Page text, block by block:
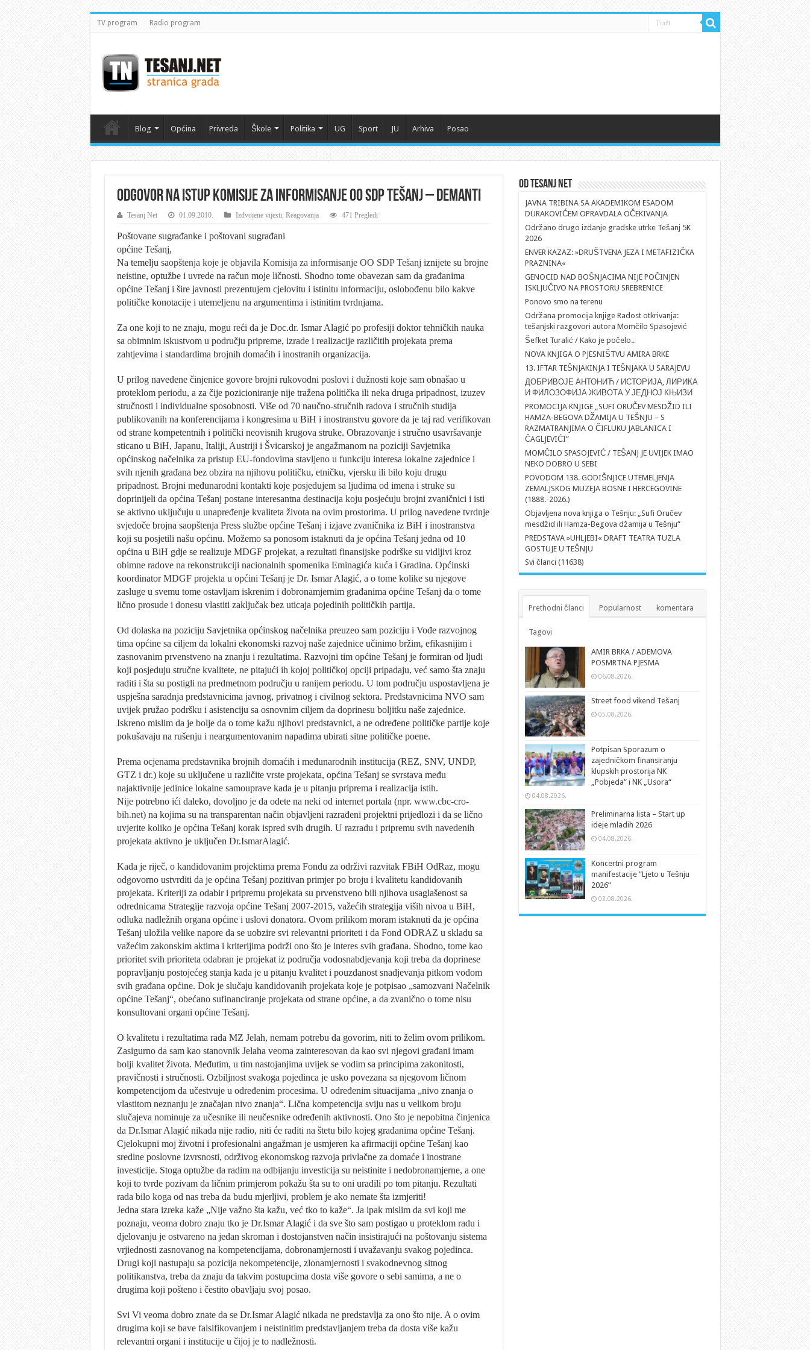
TV program Radio program
Blog Općina Privreda Škole Politika UG Sport JU Arhiva Posao
Odgovor na istup Komisije za informisanje OO SDP TEŠANJ – DEMANTI
Tesanj Net 01.09.2010. Izdvojene vijesti Reagovanja 471 Pregledi
Poštovane sugrađanke i poštovani sugrađani
općine Tešanj,
Na temelju saopštenja koje je objavila Komisija za informisanje OO SDP Tešanj iznijete su brojne
neistine, optužbe i uvrede na račun moje ličnosti. Shodno tome obavezan sam da građanima
općine Tešanj i šire javnosti prezentujem cjelovitu i istinitu informaciju, oslobođenu bilo kakve
političke konotacije i utemeljenu na argumentima i istinitim tvrdnjama.
Za one koji to ne znaju, mogu reći da je Doc.dr. Ismar Alagić po profesiji doktor tehničkih nauka
sa obimnim iskustvom u području pripreme, izrade i realizacije različitih projekata prema
zahtjevima i standardima brojnih domaćih i inostranih organizacija.
U prilog navedene činjenice govore brojni rukovodni poslovi i dužnosti koje sam obnašao u
proteklom periodu, a za čije pozicioniranje nije tražena politička ili neka druga pripadnost, izuzev
stručnosti i individualne sposobnosti. Više od 70 naučno-stručnih radova i stručnih studija
publikovanih na konferencijama i kongresima u BiH i inostranstvu govore da je taj rad verifikovan
od strane kompetentnih i politički neovisnih krugova struke. Obrazovanje i stručno usavršavanje
sticano u BiH, Japanu, Italiji, Austriji i Švicarskoj je angažmanom na poziciji Savjetnika
općinskog načelnika za pristup EU-fondovima stavljeno u funkciju interesa lokalne zajednice i
svih njenih građana bez obzira na njihovu političku, etničku, vjersku ili bilo koju drugu
pripadnost. Brojni međunarodni kontakti koje posjedujem sa ljudima od imena i struke su
doprinijeli da općina Tešanj postane interesantna destinacija koju posjećuju brojni zvaničnici i isti
se aktivno uključuju u unapređenje kvaliteta života na ovim prostorima. U prilog navedene tvrdnje
svjedoče brojna saopštenja Press službe općine Tešanj i izjave zvaničnika iz BiH i inostranstva
koji su posjetili našu općinu. Možemo sa ponosom istaknuti da je općina Tešanj jedna od 10
općina u BiH gdje se realizuje MDGF projekat, a rezultati finansijske podrške su vidljivi kroz
obimne radove na rekonstrukciji nacionalnih spomenika Eminagića kuća i Gradina. Općinski
koordinator MDGF projekta u općini Tešanj je Dr. Ismar Alagić, a o tome kolike su njegove
zasluge u svemu tome ostavljam iskrenim i dobronamjernim građanima općine Tešanj da o tome
lično prosude i donesu vlastiti zaključak bez uticaja pojedinih političkih partija.
Od dolaska na poziciju Savjetnika općinskog načelnika preuzeo sam poziciju i Vođe razvojnog
tima općine sa ciljem da lokalni ekonomski razvoj naše zajednice učinimo bržim, efikasnijim i
zasnovanim prvenstveno na znanju i rezultatima. Razvojni tim općine Tešanj je formiran od ljudi
koji posjeduju stručne kvalitete, ne pitajući ih kojoj političkoj opciji pripadaju, već samo šta znaju
raditi i šta su postigli na predmetnom području u ranijem periodu. U tom području uspostavljena je
uspješna saradnja predstavnicima javnog, privatnog i civilnog sektora. Predstavnicima NVO sam
uvijek pružao podršku i asistenciju sa osnovnim ciljem da doprinesu boljitku naše zajednice.
Iskreno mislim da je bolje da o tome kažu njihovi predstavnici, a ne određene političke partije koje
pokušavaju na rušenju i neargumentovanim napadima ubirati sitne političke poene.
Prema ocjenama predstavnika brojnih domaćih i međunarodnih institucija (REZ, SNV, UNDP,
GTZ i dr.) koje su uključene u različite vrste projekata, općina Tešanj se svrstava među
najaktivnije jedinice lokalne samouprave kada je u pitanju priprema i realizacija istih.
Nije potrebno ići daleko, dovoljno je da odete na neki od internet portala (npr. www.cbc-cro-
bih.net) na kojima su na transparentan način objavljeni razrađeni projektni prijedlozi i da se lično
uvjerite koliko je općina Tešanj korak ispred svih drugih. U razradu i pripremu svih navedenih
projekata aktivno je uključen Dr.IsmarAlagić.
Kada je riječ, o kandidovanim projektima prema Fondu za održivi razvitak FBiH OdRaz, mogu
odgovorno ustvrditi da je općina Tešanj pozitivan primjer po broju i kvalitetu kandidovanih
projekata. Kriteriji za odabir i pripremu projekata su prvenstveno bili njihova usaglašenost sa
odrednicama Strategije razvoja općine Tešanj 2007-2015, važećih strategija viših nivoa u BiH,
odluka nadležnih organa općine i uslovi donatora. Ovom prilikom moram istaknuti da je općina
Tešanj uložila velike napore da se uobzire svi relevantni prioriteti i da Fond ODRAZ u skladu sa
važećim zakonskim aktima i kriterijima podrži ono što je interes svih građana. Shodno, tome kao
prioritet svih prioriteta odabran je projekat iz područja vodosnabdjevanja koji treba da doprinese
popravljanju postojećeg stanja kada je u pitanju kvalitet i pouzdanost snadjevanja pitkom vodom
svih građana općine. Dok je slučaju kandidovanih projekata koje je potpisao „samozvani Načelnik
općine Tešanj“, obećano sufinanciranje projekata od strane općine, a da zvanično o tome nisu
konsultovani organi općine Tešanj.
O kvalitetu i rezultatima rada MZ Jelah, nemam potrebu da govorim, niti to želim ovom prilikom.
Zasigurno da sam kao stanovnik Jelaha veoma zainteresovan da kao svi njegovi građani imam
bolji kvalitet života. Međutim, u tim nastojanjima uvijek se vodim sa principima zakonitosti,
pravičnosti i stručnosti. Ozbiljnost svakoga pojedinca je usko povezana sa njegovom ličnom
kompetencijom da učestvuje u određenim procesima. U određenim situacijama „nivo znanja o
vlastitom neznanju je značajan nivo znanja“. Lična kompetencija sviju nas u velikom broju
slučajeva nominuje za učesnike ili neučesnike određenih aktivnosti. Ono što je nepobitna činjenica
da Dr.Ismar Alagić nikada nije radio, niti će raditi na štetu bilo kojeg građanima općine Tešanj.
Cjelokupni moj životni i profesionalni angažman je usmjeren ka afirmaciji općine Tešanj kao
sredine poslovne izvrsnosti, održivog ekonomskog razvoja privlačne za domaće i inostrane
investicije. Stoga optužbe da radim na odbijanju investicija su neistinite i nedobronamjerne, a one
koji to tvrde pozivam da ličnim primjerom pokažu šta su to oni uradili po tom pitanju. Rezultati
rada bilo koga od nas treba da budu mjerljivi, problem je ako nemate šta izmjeriti!
Jedna stara izreka kaže „Nije važno šta kažu, već tko to kaže“. Ja ipak mislim da svi koji me
poznaju, veoma dobro znaju tko je Dr.Ismar Alagić i da sve što sam postigao u proteklom radu i
djelovanju je ostvareno na jedan skroman i dostojanstven način insistirajući na poštovanju sistema
vrjiednosti zasnovanog na kompetencijama, dobronamjernosti i uvažavanju svakog pojedinca.
Drugi koji nastupaju sa pozicija nekompetencije, zlonamjernosti i svakodnevnog sitnog
politikanstva, treba da znaju da takvim postupcima dosta više govore o sebi samima, a ne o
drugima koji pošteno i čestito obavljaju svoj posao.
Svi Vi veoma dobro znate da se Dr.Ismar Alagić nikada ne predstavlja za ono što nije. A o ovim
drugima koji se bave falsifikovanjem i neistinitim predstavljanjem treba da dosta više kažu
relevantni organi i institucije u čijoj je to nadležnosti.
Od Tesanj Net
JAVNA TRIBINA SA AKADEMIKOM ESADOM
DURAKOVIĆEM OPRAVDALA OČEKIVANJA
Održano drugo izdanje gradske utrke Tešanj 5K
2026
ENVER KAZAZ: »DRUŠTVENA JEZA I METAFIZIČKA
PRAZNINA«
GENOCID NAD BOŠNJACIMA NIJE POČINJEN
ISKLJUČIVO NA PROSTORU SREBRENICE
Ponovo smo na terenu
Održana promocija knjige Radost otkrivanja:
tešanjski razgovori autora Momčilo Spasojević
Šefket Turalić / Kako je počelo..
NOVA KNJIGA O PJESNIŠTVU AMIRA BRKE
13. IFTAR TEŠNJAKINJA I TEŠNJAKA U SARAJEVU
ДОБРИВОЈЕ АНТОНИЋ / ИСТОРИЈА, ЛИРИКА
И ФИЛОЗОФИЈА ЖИВОТА У ЈЕДНОЈ КЊИЗИ
PROMOCIJA KNJIGE „SUFI ORUČEV MESDŽID ILI
HAMZA-BEGOVA DŽAMIJA U TEŠNJU – S
RAZMATRANJIMA O ČIFLUKU JABLANICA I
ČAGLJEVIĆI”
MOMČILO SPASOJEVIĆ / TEŠANJ JE UVIJEK IMAO
NEKO DOBRO U SEBI
POVODOM 138. GODIŠNJICE UTEMELJENJA
ZEMALJSKOG MUZEJA BOSNE I HERCEGOVINE
(1888.-2026.)
Objavljena nova knjiga o Tešnju: „Sufi Oručev
mesdžid ili Hamza-Begova džamija u Tešnju“
PREDSTAVA »UHLJEBI« DRAFT TEATRA TUZLA
GOSTUJE U TEŠNJU
Svi članci (11638)
Prethodni članci Popularnost komentara
Tagovi
AMIR BRKA / ADEMOVA
POSMRTNA PJESMA
06.08.2026.
Street food vikend Tešanj
05.08.2026.
Potpisan Sporazum o
zajedničkom finansiranju
klupskih prostorija NK
„Pobjeda“ i NK „Usora“
04.08.2026.
Preliminarna lista – Start up
ideje mladih 2026
04.08.2026.
Koncertni program
manifestacije “Ljeto u Tešnju
2026”
03.08.2026.